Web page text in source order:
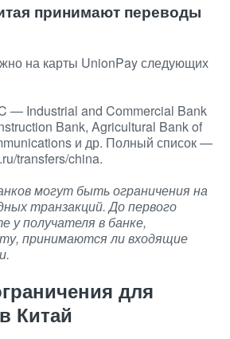
принимают переводы
на карты UnionPay следующих
— Industrial and Commercial Bank
Bank, Agricultural Bank of
и др. Полный список —
transfers/china.
могут быть ограничения на
транзакций. До первого
у получателя в банке,
принимаются ли входящие
для
Китай